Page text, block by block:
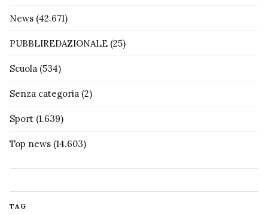
News (42.671)
PUBBLIREDAZIONALE (25)
Scuola (534)
Senza categoria (2)
Sport (1.639)
Top news (14.603)
TAG